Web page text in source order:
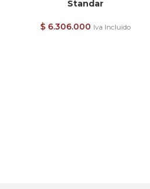
Standar
$ 6.306.000 Iva Incluido